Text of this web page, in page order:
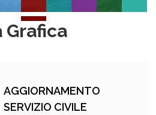
Grafica
AGGIORNAMENTO
SERVIZIO CIVILE